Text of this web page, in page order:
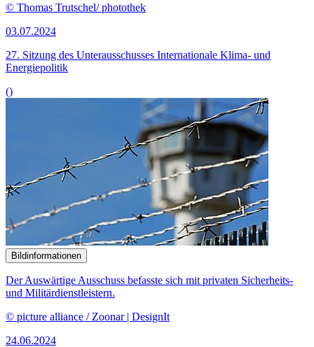
© Thomas Trutschel/ photothek
03.07.2024
27. Sitzung des Unteraus­schusses Internationale Klima- und
Energiepolitik
()
Bildinformationen
Der Auswärtige Ausschuss befasste sich mit privaten Sicherheits-
und Militärdienstleistern.
© picture alliance / Zoonar | DesignIt
24.06.2024